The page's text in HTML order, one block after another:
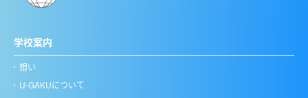
学校案内
想い
U-GAKUについて